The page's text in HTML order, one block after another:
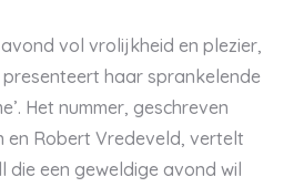
vol vrolijkheid en plezier,
haar sprankelende
Het nummer, geschreven
en Robert Vredeveld, vertelt
die een geweldige avond wil